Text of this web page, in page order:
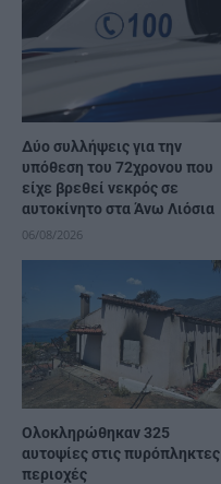
Δύο συλλήψεις για την
υπόθεση του 72χρονου που
είχε βρεθεί νεκρός σε
αυτοκίνητο στα Άνω Λιόσια
06/08/2026
Ολοκληρώθηκαν 325
αυτοψίες στις πυρόπληκτες
περιοχές